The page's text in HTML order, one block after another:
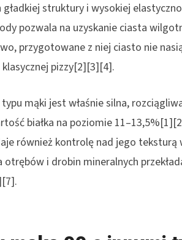
struktury i wysokiej
pozwala na uzyskanie ciasta
przygotowane z niej ciasto nie
pizzy[2][3][4].
mąki jest właśnie silna,
białka na poziomie
również kontrolę nad jego teksturą
i drobin mineralnych